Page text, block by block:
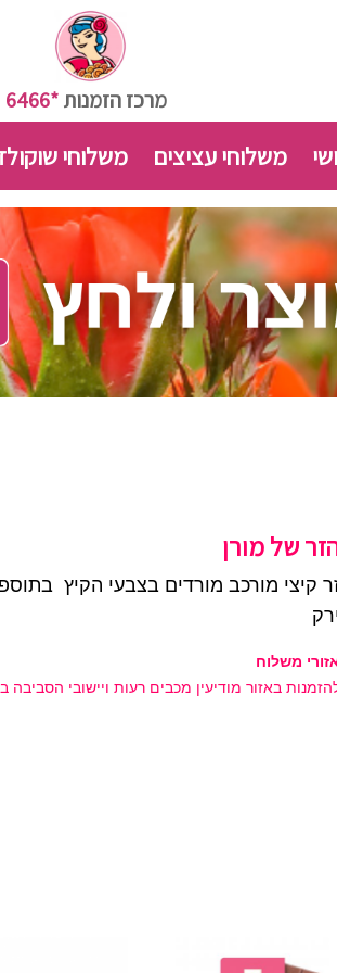
מרכז הזמנות*6466
משלוחי עציצים משלוחי שוקולד
של מורן
קיצי מורכב מורדים בצבעי הקיץ
משלוח
באזור מודיעין מכבים רעות ויישובי הסביבה